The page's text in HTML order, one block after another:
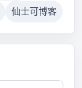
仙士可博客